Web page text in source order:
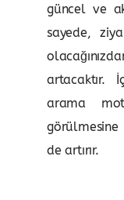
güncel ve
sayede,
artacaktır.
arama
de artırır.